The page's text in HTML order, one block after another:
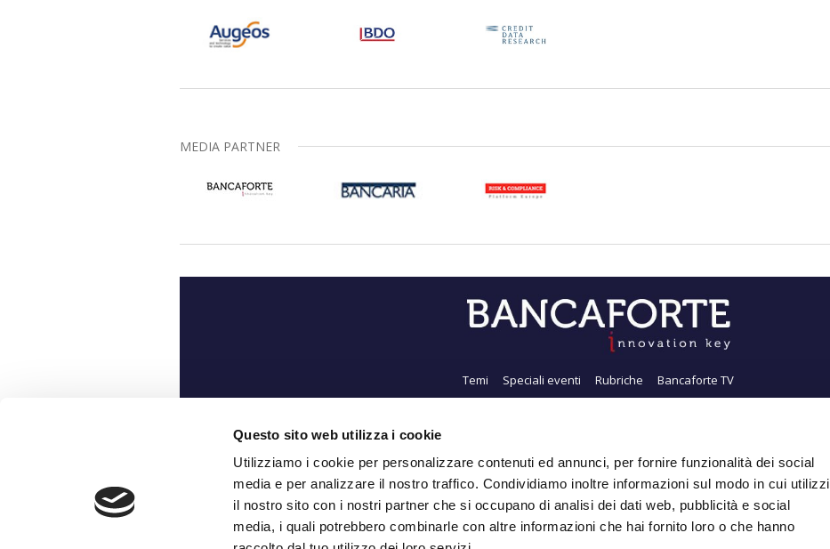
Questo sito web utilizza i cookie
Utilizziamo i cookie per personalizzare contenuti ed annunci, per fornire funzionalità dei social
media e per analizzare il nostro traffico. Condividiamo inoltre informazioni sul modo in cui utilizzi
il nostro sito con i nostri partner che si occupano di analisi dei dati web, pubblicità e social
media, i quali potrebbero combinarle con altre informazioni che hai fornito loro o che hanno
MEDIA PARTNER
Temi Speciali eventi Rubriche Bancaforte TV
Chi siamo
Iscriviti alla Newsletter